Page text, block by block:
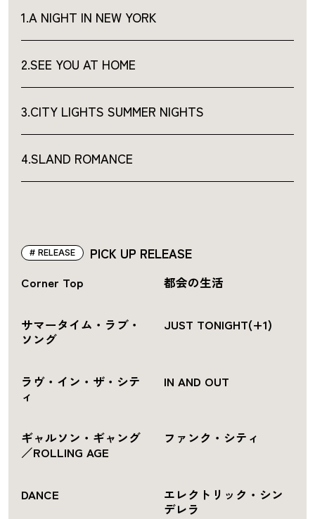
1.A NIGHT IN NEW YORK
2.SEE YOU AT HOME
3.CITY LIGHTS SUMMER NIGHTS
4.SLAND ROMANCE
PICK UP RELEASE
RELEASE
Corner Top 都会の生活
サマータイム・ラブ・
ソング
JUST TONIGHT(+1)
ラヴ・イン・ザ・シテ
ィ
IN AND OUT
ギャルソン・ギャング
／ROLLING AGE
ファンク・シティ
DANCE
エレクトリック・シン
デレラ